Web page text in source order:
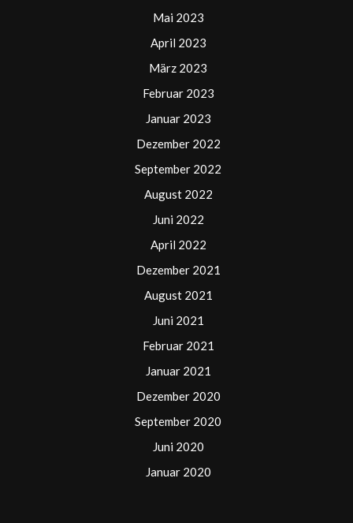
Mai 2023
April 2023
März 2023
Februar 2023
Januar 2023
Dezember 2022
September 2022
August 2022
Juni 2022
April 2022
Dezember 2021
August 2021
Juni 2021
Februar 2021
Januar 2021
Dezember 2020
September 2020
Juni 2020
Januar 2020